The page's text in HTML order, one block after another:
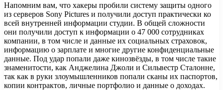
Напомним вам, что хакеры пробили систему защиты одного
из серверов Sony Pictures и получили доступ практически ко
всей внутренней информации студии. В общей сложности
они получили доступ к информации о 47 000 сотрудниках
компании, в том числе и данные их социальных страховок,
информацию о зарплате и многие другие конфиденциальные
данные. Под удар попали даже кинозвёзды, в том числе такие
знаменитости, как Анджелина Джоли и Сильвестр Сталонне,
так как в руки злоумышленников попали сканы их паспортов,
копии контрактов, личные портфолио и данные о доходах.